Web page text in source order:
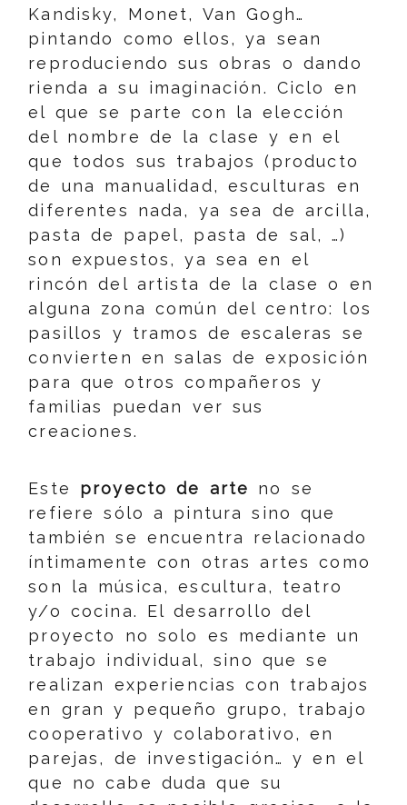
Kandisky, Monet, Van Gogh…
pintando como ellos, ya sean
reproduciendo sus obras o dando
rienda a su imaginación. Ciclo en
el que se parte con la elección
del nombre de la clase y en el
que todos sus trabajos (producto
de una manualidad, esculturas en
diferentes nada, ya sea de arcilla,
pasta de papel, pasta de sal, …)
son expuestos, ya sea en el
rincón del artista de la clase o en
alguna zona común del centro: los
pasillos y tramos de escaleras se
convierten en salas de exposición
para que otros compañeros y
familias puedan ver sus
creaciones.
Este proyecto de arte
no se
refiere sólo a pintura sino que
también se encuentra relacionado
íntimamente con otras artes como
son la música, escultura, teatro
y/o cocina. El desarrollo del
proyecto no solo es mediante un
trabajo individual, sino que se
realizan experiencias con trabajos
en gran y pequeño grupo, trabajo
cooperativo y colaborativo, en
parejas, de investigación… y en el
que no cabe duda que su